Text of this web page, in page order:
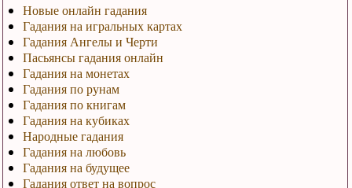
Новые онлайн гадания
Гадания на игральных картах
Гадания Ангелы и Черти
Пасьянсы гадания онлайн
Гадания на монетах
Гадания по рунам
Гадания по книгам
Гадания на кубиках
Народные гадания
Гадания на любовь
Гадания на будущее
Гадания ответ на вопрос